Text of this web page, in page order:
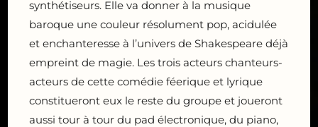
synthétiseurs. Elle va donner à la musique
baroque une couleur résolument pop, acidulée
et enchanteresse à l’univers de Shakespeare déjà
empreint de magie. Les trois acteurs chanteurs-
acteurs de cette comédie féerique et lyrique
constitueront eux le reste du groupe et joueront
aussi tour à tour du pad électronique, du piano,